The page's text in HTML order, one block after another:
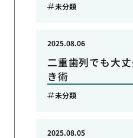
未分類
二重歯列でも大
き術
2025.08.06
未分類
2025.08.05